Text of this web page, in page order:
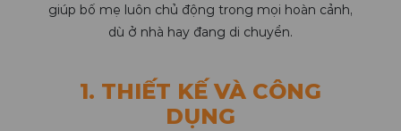
giúp bố mẹ luôn chủ động trong mọi hoàn cảnh,
dù ở nhà hay đang di chuyển.
1. THIẾT KẾ VÀ CÔNG
DỤNG